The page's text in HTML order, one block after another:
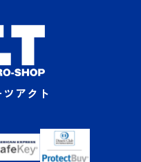
アクト